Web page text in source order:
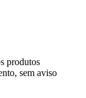
produtos
sem aviso